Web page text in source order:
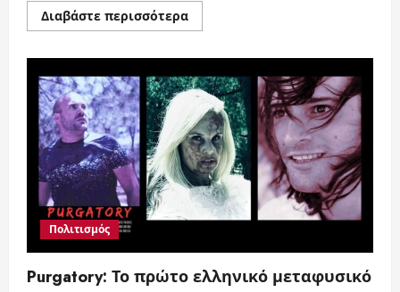
Διαβάστε περισσότεραRead
more
Συνέντευξη
με
τον
ηθοποιό
και
σεναριογράφο
της
ταινίας
“Purgatory”,
σε
σκηνοθεσία
Χρήστου
Πολιτισμός
Purgatory: Το πρώτο ελληνικό μεταφυσικό